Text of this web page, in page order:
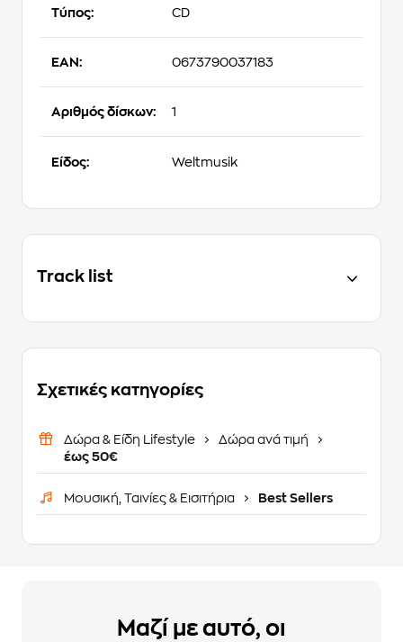
Τύπος: CD
EAN: 0673790037183
Αριθμός δίσκων: 1
Είδος: Weltmusik
Track list
Σχετικές κατηγορίες
Δώρα & Είδη Lifestyle
Δώρα ανά τιμή
έως 50€
Μουσική, Ταινίες & Εισιτήρια Best Sellers
Μαζί με αυτό, οι